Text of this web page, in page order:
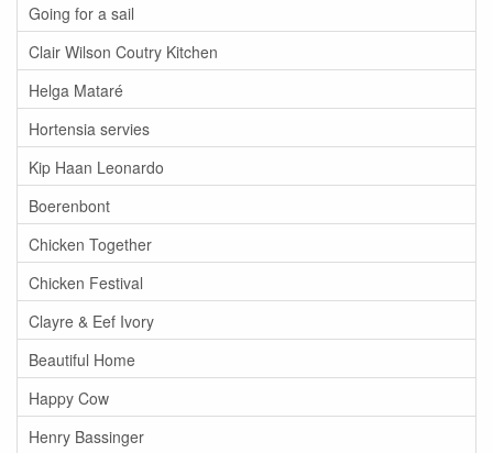
Going for a sail
Clair Wilson Coutry Kitchen
Helga Mataré
Hortensia servies
Kip Haan Leonardo
Boerenbont
Chicken Together
Chicken Festival
Clayre & Eef Ivory
Beautiful Home
Happy Cow
Henry Bassinger